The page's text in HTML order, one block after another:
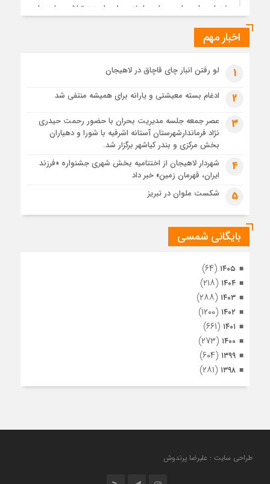
جشنواره ملی چای، حمایت از لاهیجان یا هزینه‌تراشی برای چای
4 هفته قبل
4 هفته قبل
رئوف
تصاویر هوایی مراسم تشییع پیکر مطهر آقای شهید ایران – مشهد
مراسم تشییع پیکر مطهر آقای شهید ایران – مشهد
تصاویری از تراکم جمعیت حاضر در میدان ثورهالعشرین نجف
اشرف
اخبار مهم
1 لو رفتن انبار چای قاچاق در لاهیجان
2 ادغام بسته معیشتی و یارانه برای همیشه منتفی شد
3
عصر جمعه جلسه مدیریت بحران با حضور رحمت حیدری
نژاد فرماندارشهرستان آستانه اشرفیه با شورا و دهیاران
بخش مرکزی و بندر کیاشهر برگزار شد.
4
شهردار لاهیجان از اختتامیه بخش شهری جشنواره «فرزند
ایران، قهرمان زمین» خبر داد
5 شکست ملوان در تبریز
بایگانی شمسی
۱۴۰۵ (۶۴)
۱۴۰۴ (۲۱۸)
۱۴۰۳ (۲۸۸)
۱۴۰۲ (۱۲۰۰)
۱۴۰۱ (۶۶۱)
۱۴۰۰ (۲۷۳)
۱۳۹۹ (۶۰۴)
۱۳۹۸ (۲۸۱)
طراحی سایت : علیرضا پرندوش